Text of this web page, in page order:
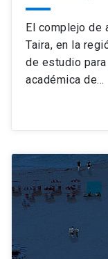
El complejo de
Taira, en la
de estudio
académica de…